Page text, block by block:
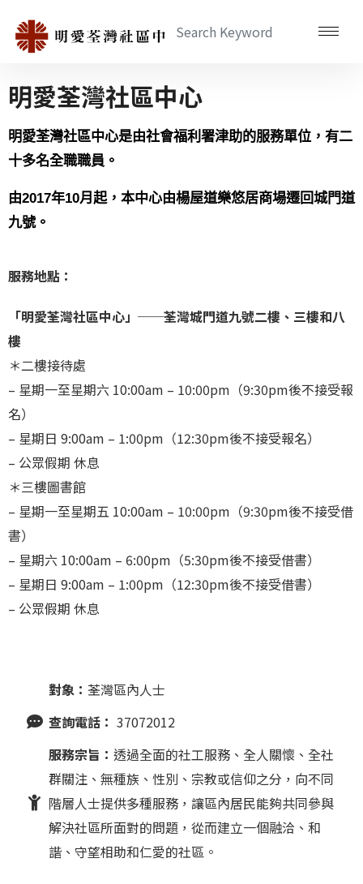
明愛荃灣社區中心
明愛荃灣社區中心是由社會福利署津助的服務單位，有二
十多名全職職員。
由2017年10月起，本中心由楊屋道樂悠居商場遷回城門道
九號。
服務地點：
「明愛荃灣社區中心」──荃灣城門道九號二樓、三樓和八
樓
＊二樓接待處
– 星期一至星期六 10:00am – 10:00pm（9:30pm後不接受報
名）
– 星期日 9:00am – 1:00pm（12:30pm後不接受報名）
– 公眾假期 休息
＊三樓圖書館
– 星期一至星期五 10:00am – 10:00pm（9:30pm後不接受借
書）
– 星期六 10:00am – 6:00pm（5:30pm後不接受借書）
– 星期日 9:00am – 1:00pm（12:30pm後不接受借書）
– 公眾假期 休息
對象： 荃灣區內人士
查詢電話： 37072012
服務宗旨： 透過全面的社工服務、全人關懷、全社
群關注、無種族、性別、宗教或信仰之分，向不同
階層人士提供多種服務，讓區內居民能夠共同參與
解決社區所面對的問題，從而建立一個融洽、和
諧、守望相助和仁愛的社區。